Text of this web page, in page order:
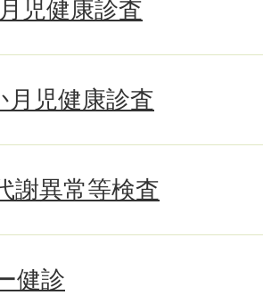
児健康診査
月児健康診査
謝異常等検査
健診